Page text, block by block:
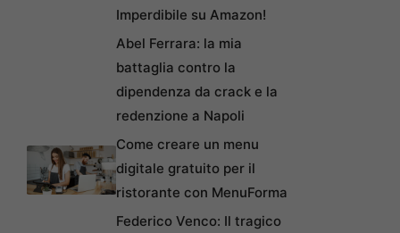
Imperdibile su Amazon!
Abel Ferrara: la mia
battaglia contro la
dipendenza da crack e la
redenzione a Napoli
Come creare un menu
digitale gratuito per il
ristorante con MenuForma
Federico Venco: Il tragico